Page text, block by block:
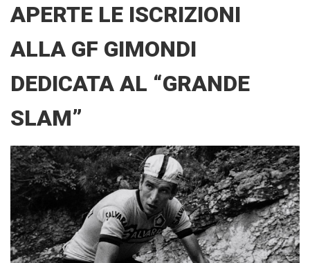
APERTE LE ISCRIZIONI
ALLA GF GIMONDI
DEDICATA AL “GRANDE
SLAM”